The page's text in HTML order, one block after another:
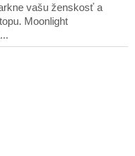
vašu ženskosť a
Moonlight